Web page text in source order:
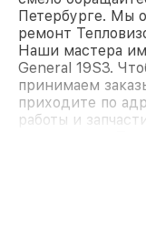
Петербурге. Мы
ремонт
Наши мастера
General 19S3.
принимаем
приходите по
работы и